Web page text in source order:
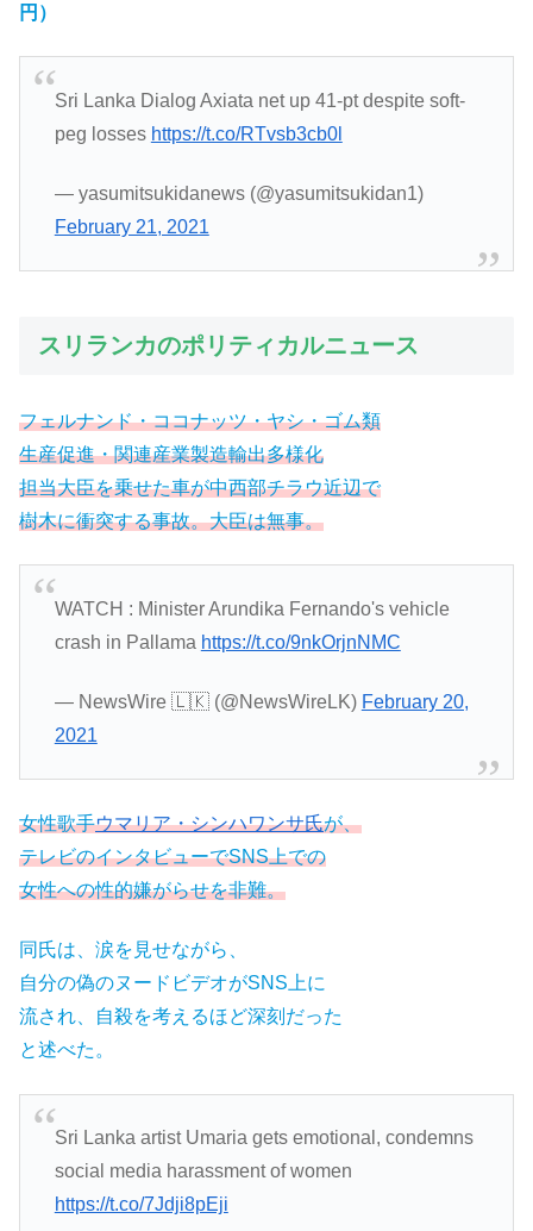
円）
Sri Lanka Dialog Axiata net up 41-pt despite soft-
peg losses https://t.co/RTvsb3cb0l
— yasumitsukidanews (@yasumitsukidan1)
February 21, 2021
スリランカのポリティカルニュース
フェルナンド・ココナッツ・ヤシ・ゴム類
生産促進・関連産業製造輸出多様化
担当大臣を乗せた車が中西部チラウ近辺で
樹木に衝突する事故。大臣は無事。
WATCH : Minister Arundika Fernando's vehicle
crash in Pallama https://t.co/9nkOrjnNMC
— NewsWire 🇱🇰 (@NewsWireLK) February 20,
2021
女性歌手ウマリア・シンハワンサ氏が、
テレビのインタビューでSNS上での
女性への性的嫌がらせを非難。
同氏は、涙を見せながら、
自分の偽のヌードビデオがSNS上に
流され、自殺を考えるほど深刻だった
と述べた。
Sri Lanka artist Umaria gets emotional, condemns
social media harassment of women
https://t.co/7Jdji8pEji